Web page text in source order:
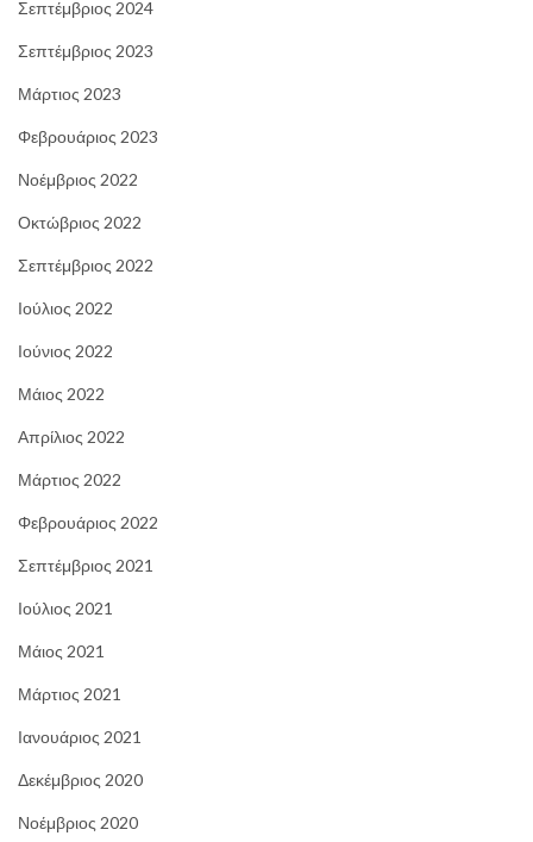
Σεπτέμβριος 2024
Σεπτέμβριος 2023
Μάρτιος 2023
Φεβρουάριος 2023
Νοέμβριος 2022
Οκτώβριος 2022
Σεπτέμβριος 2022
Ιούλιος 2022
Ιούνιος 2022
Μάιος 2022
Απρίλιος 2022
Μάρτιος 2022
Φεβρουάριος 2022
Σεπτέμβριος 2021
Ιούλιος 2021
Μάιος 2021
Μάρτιος 2021
Ιανουάριος 2021
Δεκέμβριος 2020
Νοέμβριος 2020